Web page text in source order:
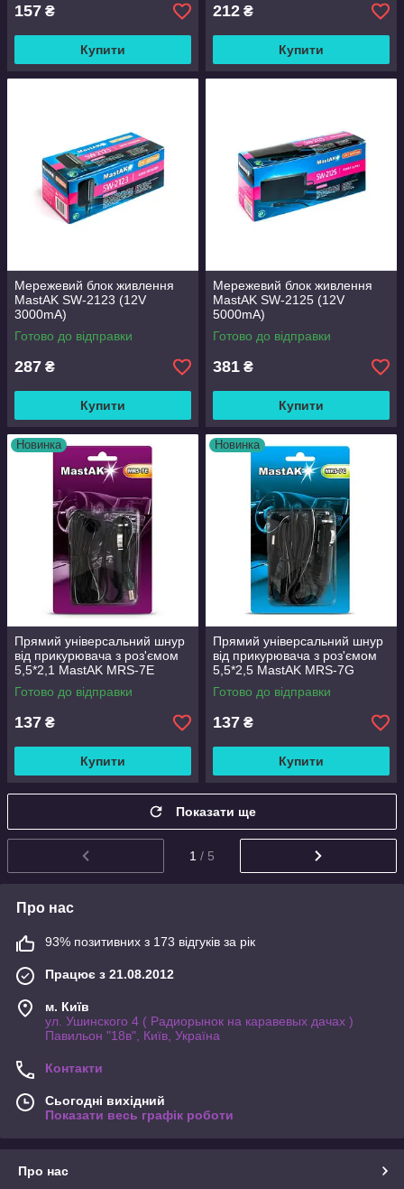
157 ₴
Купити
212 ₴
Купити
Мережевий блок живлення
MastAK SW-2123 (12V
3000mA)
Готово до відправки
287 ₴
Купити
Мережевий блок живлення
MastAK SW-2125 (12V
5000mA)
Готово до відправки
381 ₴
Купити
Новинка
Прямий універсальний шнур
від прикурювача з роз'ємом
5,5*2,1 MastAK MRS-7E
Готово до відправки
137 ₴
Купити
Новинка
Прямий універсальний шнур
від прикурювача з роз'ємом
5,5*2,5 MastAK MRS-7G
Готово до відправки
137 ₴
Купити
Показати ще
1 / 5
Про нас
93% позитивних з 173 відгуків за рік
Працює з 21.08.2012
м. Київ
ул. Ушинского 4 ( Радиорынок на каравевых дачах )
Павильон "18в", Київ, Україна
Контакти
Сьогодні вихідний
Показати весь графік роботи
Про нас